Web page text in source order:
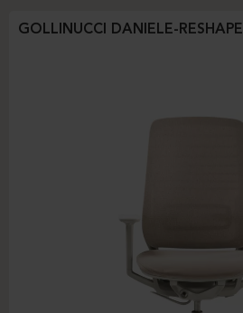
GOLLINUCCI DANIELE-RESHAPE